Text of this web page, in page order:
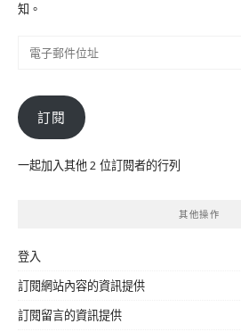
知。
件
位
訂閱
一起加入其他 2 位訂閱者的行列
其他操作
登入
訂閱網站內容的資訊提供
訂閱留言的資訊提供